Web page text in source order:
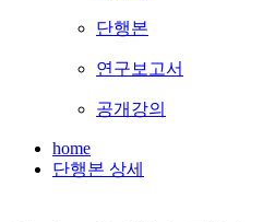
단행본
연구보고서
공개강의
home
단행본 상세